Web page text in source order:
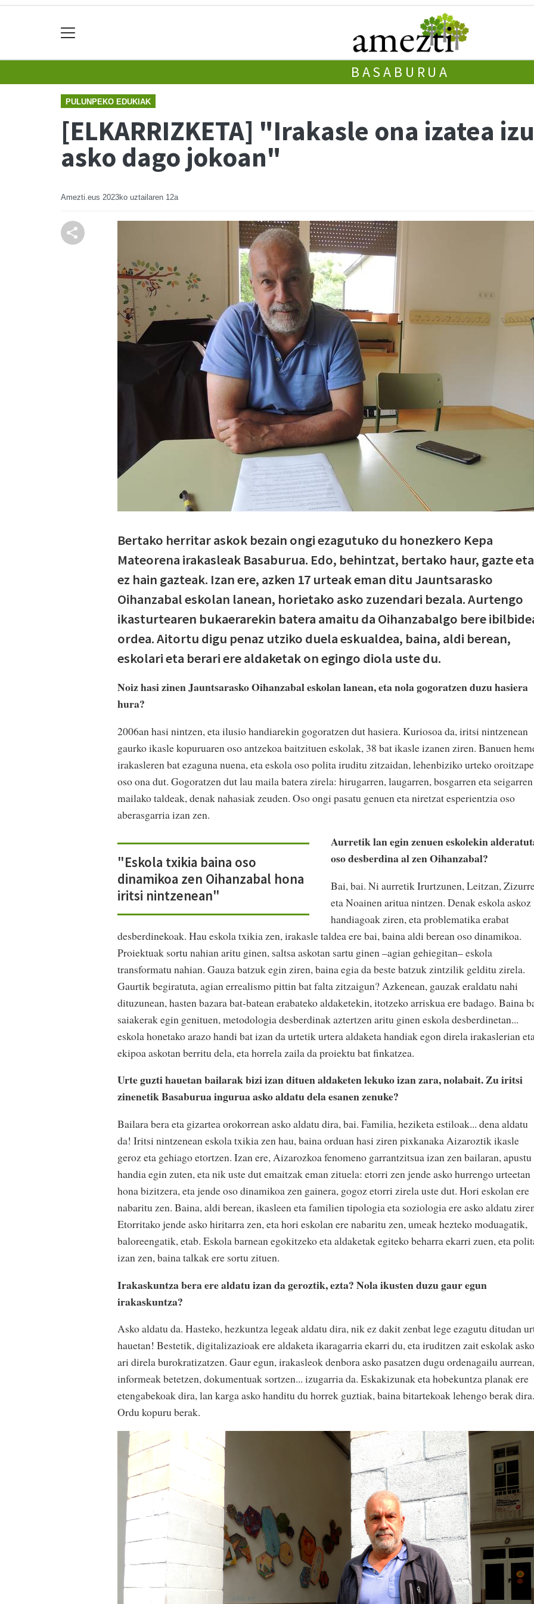
BASABURUA
PULUNPEKO EDUKIAK
[ELKARRIZKETA] "Irakasle ona izatea
asko dago jokoan"
Amezti.eus 2023ko uztailaren 12a
Bertako herritar askok bezain ongi ezagutuko du honezkero Kepa
Mateorena irakasleak Basaburua. Edo, behintzat, bertako haur, gazte eta
ez hain gazteak. Izan ere, azken 17 urteak eman ditu Jauntsarasko
Oihanzabal eskolan lanean, horietako asko zuzendari bezala. Aurtengo
ikasturtearen bukaerarekin batera amaitu da Oihanzabalgo bere
ordea. Aitortu digu penaz utziko duela eskualdea, baina, aldi berean,
eskolari eta berari ere aldaketak on egingo diola uste du.
Noiz hasi zinen Jauntsarasko Oihanzabal eskolan lanean, eta nola gogoratzen duzu hasiera
hura?
2006an hasi nintzen, eta ilusio handiarekin gogoratzen dut hasiera. Kuriosoa da, iritsi nintzenean
gaurko ikasle kopuruaren oso antzekoa baitzituen eskolak, 38 bat ikasle izanen ziren. Banuen
irakasleren bat ezaguna nuena, eta eskola oso polita iruditu zitzaidan, lehenbiziko urteko
oso ona dut. Gogoratzen dut lau maila batera zirela: hirugarren, laugarren, bosgarren eta seigarren
mailako taldeak, denak nahasiak zeuden. Oso ongi pasatu genuen eta niretzat esperientzia oso
aberasgarria izan zen.
"Eskola txikia baina oso
dinamikoa zen Oihanzabal hona
iritsi nintzenean"
Aurretik lan egin zenuen eskolekin
oso desberdina al zen Oihanzabal?
Bai, bai. Ni aurretik Irurtzunen, Leitzan,
eta Noainen aritua nintzen. Denak eskola askoz
handiagoak ziren, eta problematika erabat
desberdinekoak. Hau eskola txikia zen, irakasle taldea ere bai, baina aldi berean oso dinamikoa.
Proiektuak sortu nahian aritu ginen, saltsa askotan sartu ginen –agian gehiegitan– eskola
transformatu nahian. Gauza batzuk egin ziren, baina egia da beste batzuk zintzilik gelditu zirela.
Gaurtik begiratuta, agian errealismo pittin bat falta zitzaigun? Azkenean, gauzak eraldatu nahi
dituzunean, hasten bazara bat-batean erabateko aldaketekin, itotzeko arriskua ere badago. Baina
saiakerak egin genituen, metodologia desberdinak aztertzen aritu ginen eskola desberdinetan...
eskola honetako arazo handi bat izan da urtetik urtera aldaketa handiak egon direla irakaslerian
ekipoa askotan berritu dela, eta horrela zaila da proiektu bat finkatzea.
Urte guzti hauetan bailarak bizi izan dituen aldaketen lekuko izan zara, nolabait. Zu iritsi
zinenetik Basaburua ingurua asko aldatu dela esanen zenuke?
Bailara bera eta gizartea orokorrean asko aldatu dira, bai. Familia, heziketa estiloak... dena aldatu
da! Iritsi nintzenean eskola txikia zen hau, baina orduan hasi ziren pixkanaka Aizaroztik ikasle
geroz eta gehiago etortzen. Izan ere, Aizarozkoa fenomeno garrantzitsua izan zen bailaran, apustu
handia egin zuten, eta nik uste dut emaitzak eman zituela: etorri zen jende asko hurrengo urteetan
hona bizitzera, eta jende oso dinamikoa zen gainera, gogoz etorri zirela uste dut. Hori eskolan ere
nabaritu zen. Baina, aldi berean, ikasleen eta familien tipologia eta soziologia ere asko aldatu
Etorritako jende asko hiritarra zen, eta hori eskolan ere nabaritu zen, umeak hezteko moduagatik,
baloreengatik, etab. Eskola barnean egokitzeko eta aldaketak egiteko beharra ekarri zuen, eta
izan zen, baina talkak ere sortu zituen.
Irakaskuntza bera ere aldatu izan da geroztik, ezta? Nola ikusten duzu gaur egun
irakaskuntza?
Asko aldatu da. Hasteko, hezkuntza legeak aldatu dira, nik ez dakit zenbat lege ezagutu ditudan
hauetan! Bestetik, digitalizazioak ere aldaketa ikaragarria ekarri du, eta iruditzen zait eskolak asko
ari direla burokratizatzen. Gaur egun, irakasleok denbora asko pasatzen dugu ordenagailu aurrean,
informeak betetzen, dokumentuak sortzen... izugarria da. Eskakizunak eta hobekuntza planak ere
etengabekoak dira, lan karga asko handitu du horrek guztiak, baina bitartekoak lehengo berak dira.
Ordu kopuru berak.